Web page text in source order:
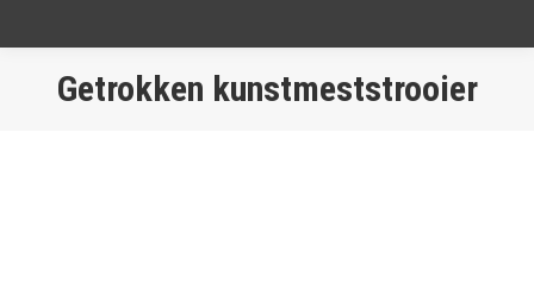
Getrokken kunstmeststrooier
Je bent hier: